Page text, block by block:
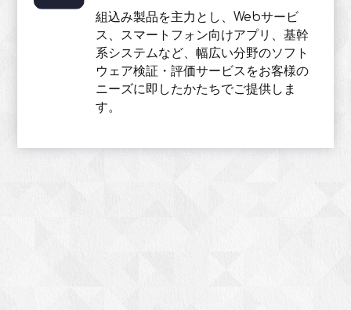
組込み製品を主力とし、Webサービ
ス、スマートフォン向けアプリ、基幹
系システムなど、幅広い分野のソフト
ウェア検証・評価サービスをお客様の
ニーズに即したかたちでご提供しま
す。